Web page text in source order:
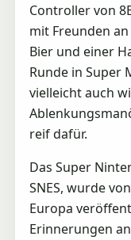
Controller von
mit Freunden
Bier und einer
Runde in Super
vielleicht auch
reif dafür.
Das Super
SNES, wurde
Europa
Erinnerungen